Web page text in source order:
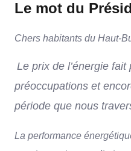
Le mot du
Chers habitants du Haut-
Le prix de l’énergie
préoccupations et
période que nous
La performance